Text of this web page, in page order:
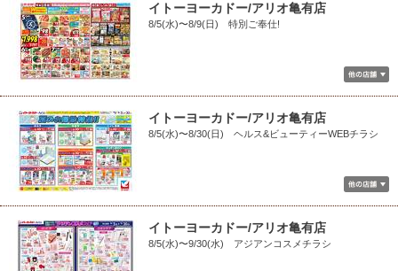
イトーヨーカドー/アリオ亀有店
8/5(水)〜8/9(日) 特別ご奉仕!
イトーヨーカドー/アリオ亀有店
8/5(水)〜8/30(日) ヘルス&ビューティーWEBチラシ
イトーヨーカドー/アリオ亀有店
8/5(水)〜9/30(水) アジアンコスメチラシ